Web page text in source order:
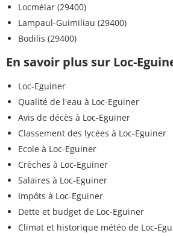
Locmélar (29400)
Lampaul-Guimiliau (29400)
Bodilis (29400)
En savoir plus sur Loc-
Loc-Eguiner
Qualité de l'eau à Loc-Eguiner
Avis de décès à Loc-Eguiner
Classement des lycées à Loc-Eguiner
Ecole à Loc-Eguiner
Crèches à Loc-Eguiner
Salaires à Loc-Eguiner
Impôts à Loc-Eguiner
Dette et budget de Loc-Eguiner
Climat et historique météo de Loc-